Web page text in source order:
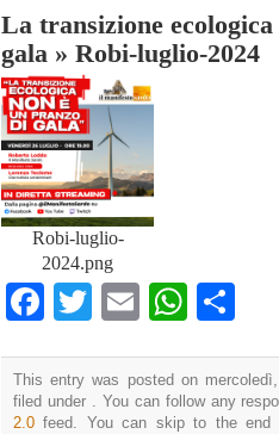
La transizione
gala » Robi-luglio-2024
Robi-luglio-
2024.png
Facebook
TwitterEmail
This entry was posted on
filed under . You can follow any
2.0 feed. You can skip to the end